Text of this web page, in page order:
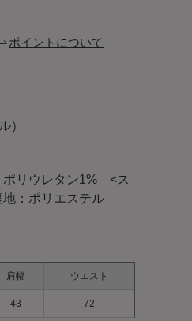
ポイントについて
）
リウレタン1% <ス
：ポリエステル
肩幅 ウエスト
43 72